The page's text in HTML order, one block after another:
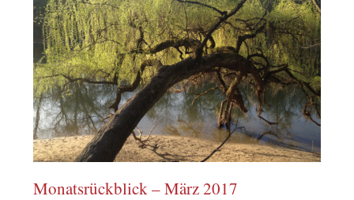
Monatsrückblick – März 2017